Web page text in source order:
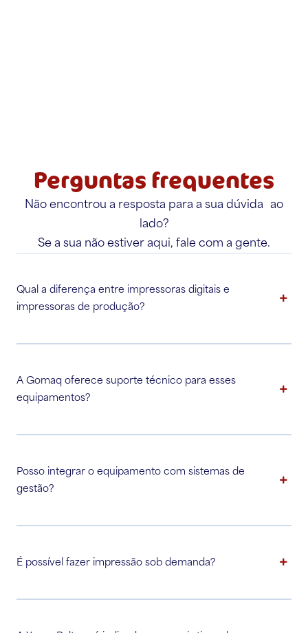
Perguntas frequentes
Não encontrou a resposta para a sua dúvida ao
lado?
Se a sua não estiver aqui, fale com a gente.
Qual a diferença entre impressoras digitais e
impressoras de produção?
A Gomaq oferece suporte técnico para esses
equipamentos?
Posso integrar o equipamento com sistemas de
gestão?
É possível fazer impressão sob demanda?